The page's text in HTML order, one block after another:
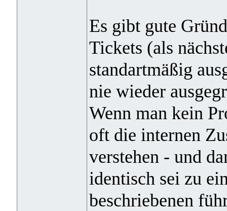
Es gibt gute
Tickets (als
standartmäßig
nie wieder
Wenn man kein
oft die internen
verstehen - und
identisch sei zu
beschriebenen